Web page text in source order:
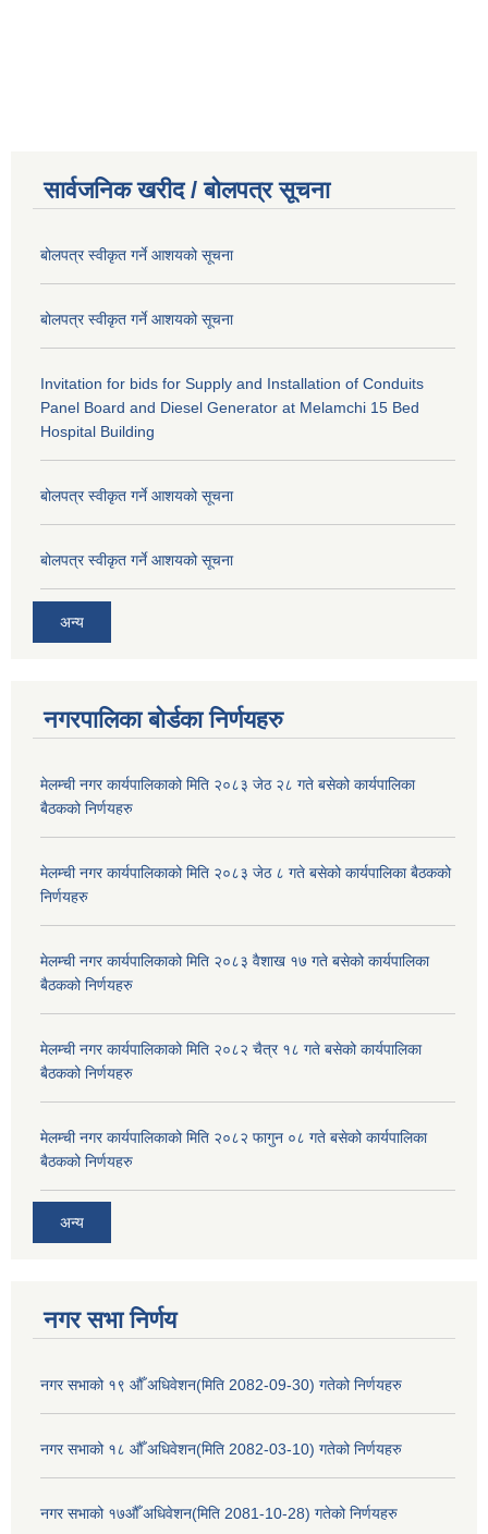
सार्वजनिक खरीद / बोलपत्र सूचना
बोलपत्र स्वीकृत गर्ने आशयको सूचना
बोलपत्र स्वीकृत गर्ने आशयको सूचना
Invitation for bids for Supply and Installation of Conduits
Panel Board and Diesel Generator at Melamchi 15 Bed
Hospital Building
बोलपत्र स्वीकृत गर्ने आशयको सूचना
बोलपत्र स्वीकृत गर्ने आशयको सूचना
अन्य
नगरपालिका बोर्डका निर्णयहरु
मेलम्ची नगर कार्यपालिकाको मिति २०८३ जेठ २८ गते बसेको कार्यपालिका
बैठकको निर्णयहरु
मेलम्ची नगर कार्यपालिकाको मिति २०८३ जेठ ८ गते बसेको कार्यपालिका बैठकको
निर्णयहरु
मेलम्ची नगर कार्यपालिकाको मिति २०८३ वैशाख १७ गते बसेको कार्यपालिका
बैठकको निर्णयहरु
मेलम्ची नगर कार्यपालिकाको मिति २०८२ चैत्र १८ गते बसेको कार्यपालिका
बैठकको निर्णयहरु
मेलम्ची नगर कार्यपालिकाको मिति २०८२ फागुन ०८ गते बसेको कार्यपालिका
बैठकको निर्णयहरु
अन्य
नगर सभा निर्णय
नगर सभाको १९ औँ अधिवेशन(मिति 2082-09-30) गतेको निर्णयहरु
नगर सभाको १८ औँ अधिवेशन(मिति 2082-03-10) गतेको निर्णयहरु
नगर सभाको १७औँ अधिवेशन(मिति 2081-10-28) गतेको निर्णयहरु